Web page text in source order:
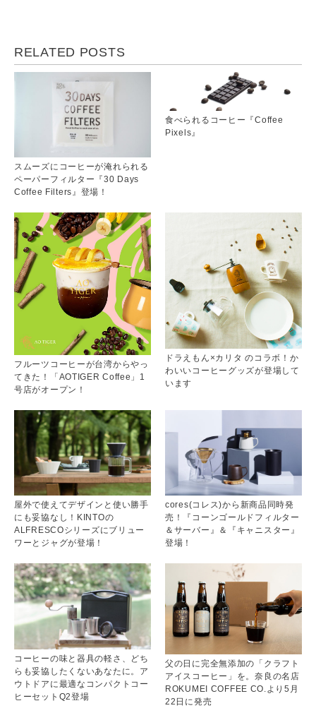
RELATED POSTS
スムーズにコーヒーが淹れられる
ペーパーフィルター『30 Days
Coffee Filters』登場！
食べられるコーヒー『Coffee
Pixels』
フルーツコーヒーが台湾からやっ
てきた！「AOTIGER Coffee」1
号店がオープン！
ドラえもん×カリタ のコラボ！か
わいいコーヒーグッズが登場して
います
屋外で使えてデザインと使い勝手
にも妥協なし！KINTOの
ALFRESCOシリーズにブリュー
ワーとジャグが登場！
cores(コレス)から新商品同時発
売！『コーンゴールドフィルター
＆サーバー』＆『キャニスター』
登場！
コーヒーの味と器具の軽さ、どち
らも妥協したくないあなたに。ア
ウトドアに最適なコンパクトコー
ヒーセットQ2登場
父の日に完全無添加の「クラフト
アイスコーヒー」を。奈良の名店
ROKUMEI COFFEE CO.より5月
22日に発売